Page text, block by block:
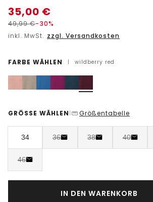
35,00 €
49,99€-30%
inkl. MwSt. zzgl. Versandkosten
FARBE WÄHLEN | wildberry red
GRÖSSE WÄHLEN | Größentabelle
34 36 38 40
46
IN DEN WARENKORB